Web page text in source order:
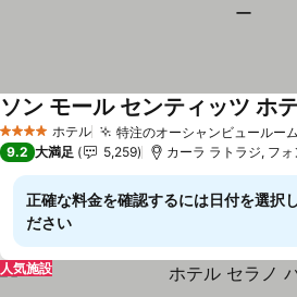
4 ホテルのランク
ホテル 特注のオーシャンビュールーム
料金を表示
9.2 大満足 5,259 カーラ ラトラジ, フ
正確な料金を確認するには日付を選択
ださい
人気施設